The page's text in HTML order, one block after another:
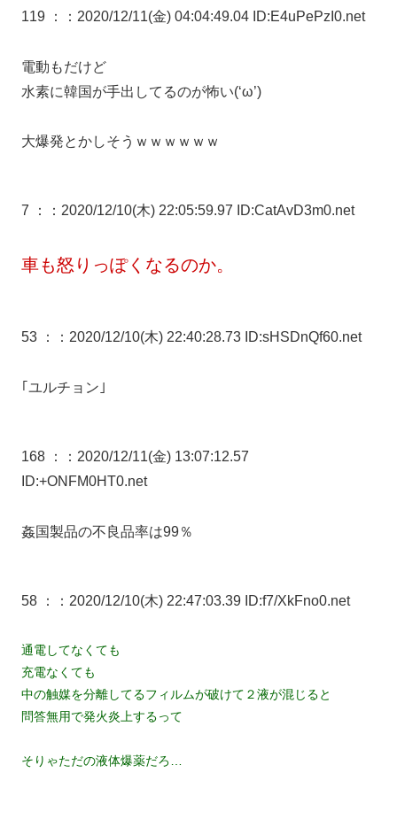
119 ： ：2020/12/11(金) 04:04:49.04 ID:E4uPePzI0.net
電動もだけど
水素に韓国が手出してるのが怖い(‘ω’)
大爆発とかしそうｗｗｗｗｗｗ
7 ： ：2020/12/10(木) 22:05:59.97 ID:CatAvD3m0.net
車も怒りっぽくなるのか。
53 ： ：2020/12/10(木) 22:40:28.73 ID:sHSDnQf60.net
｢ユルチョン｣
168 ：
：2020/12/11(金) 13:07:12.57
ID:+ONFM0HT0.net
姦国製品の不良品率は99％
58 ： ：2020/12/10(木) 22:47:03.39 ID:f7/XkFno0.net
通電してなくても
充電なくても
中の触媒を分離してるフィルムが破けて２液が混じると
問答無用で発火炎上するって
そりゃただの液体爆薬だろ…